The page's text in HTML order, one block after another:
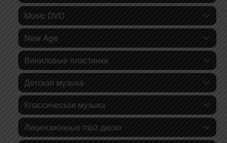
Music DVD
New Age
Виниловые пластинки
Детская музыка
Классическая музыка
Лицензионные mp3 диски